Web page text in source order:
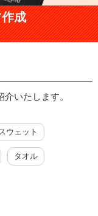
成
いたします。
ウェット
タオル